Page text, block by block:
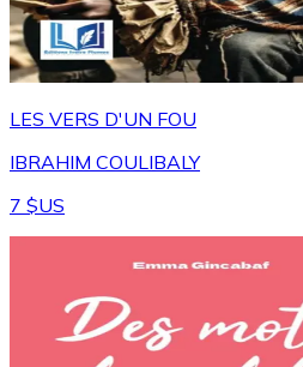
LES VERS D'UN FOU
IBRAHIM COULIBALY
7 $US